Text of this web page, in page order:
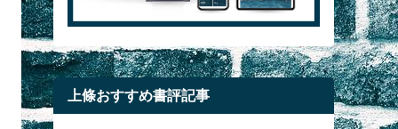
上條おすすめ書評記事